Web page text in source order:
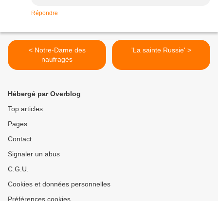
Répondre
< Notre-Dame des
naufragés
'La sainte Russie' >
Hébergé par Overblog
Top articles
Pages
Contact
Signaler un abus
C.G.U.
Cookies et données personnelles
Préférences cookies